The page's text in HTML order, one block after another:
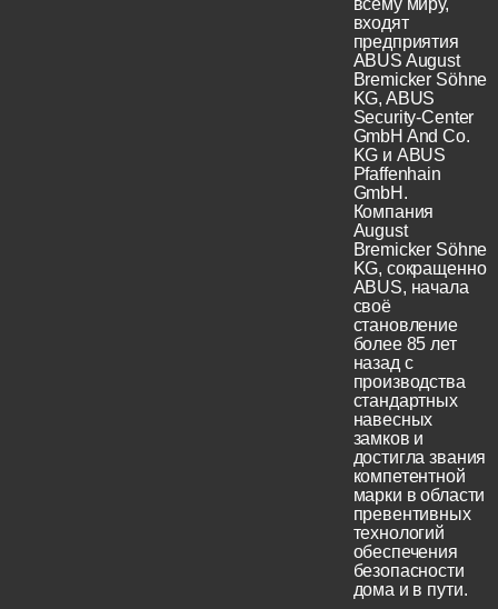
входят
предприятия
ABUS August
Bremicker Söhne
KG, ABUS
Security-Center
GmbH And Co.
KG и ABUS
Pfaffenhain
GmbH.
Компания
August
Bremicker Söhne
KG, сокращенно
ABUS, начала
своё
становление
более 85 лет
назад с
производства
стандартных
навесных
замков и
достигла звания
компетентной
марки в области
превентивных
технологий
обеспечения
безопасности
дома и в пути.